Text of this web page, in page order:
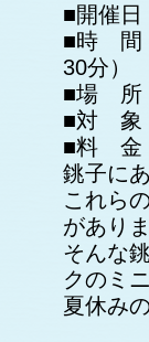
■開催日
■時 間
30分）
■場 所
■対 象
■料 金
銚子に
これら
があり
そんな
クのミ
夏休み